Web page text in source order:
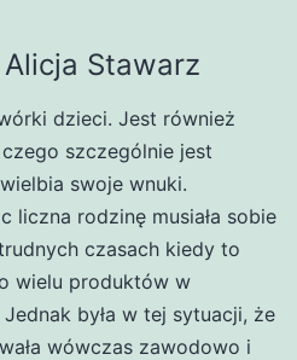
Stawarz
dzieci. Jest również
szczególnie jest
swoje wnuki.
liczna rodzinę musiała sobie
czasach kiedy to
wielu produktów w
Jednak była w tej sytuacji, że
wówczas zawodowo i